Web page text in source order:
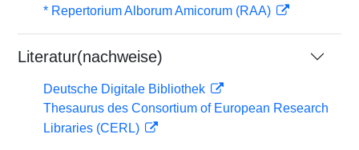
* Repertorium Alborum Amicorum (RAA)
Literatur(nachweise)
Deutsche Digitale Bibliothek
Thesaurus des Consortium of European Research
Libraries (CERL)